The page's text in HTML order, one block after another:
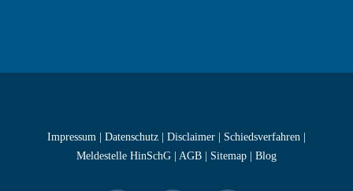
Impressum| Datenschutz| Disclaimer| Schiedsverfahren|
Meldestelle HinSchG| AGB| Sitemap| Blog